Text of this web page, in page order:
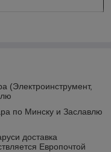
(Электроинструмент,
по Минску и Заславлю
доставка
Европочтой